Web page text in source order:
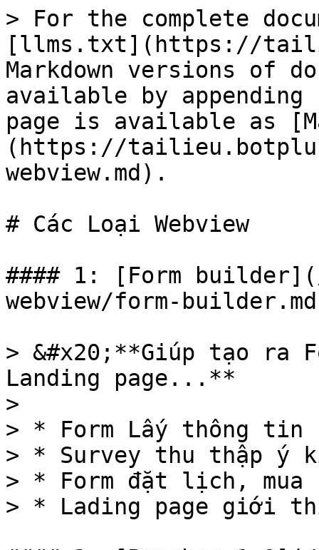
> For the complete
[llms.txt](https://
Markdown versions of
available by
page is available as
(https://
webview.md).
# Các Loại Webview
#### 1: [Form
webview/form-
> &#x20;**Giúp tạo ra
Landing page...**
>
> * Form Lấy thông tin
> * Survey thu thập ý
> * Form đặt lịch, mua
> * Lading page giới